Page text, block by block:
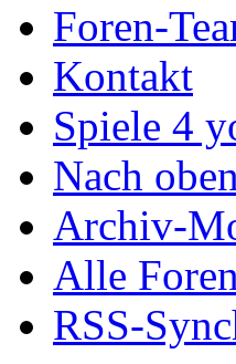
Foren-
Kontakt
Spiele 4
Nach oben
Archiv-
Alle
RSS-